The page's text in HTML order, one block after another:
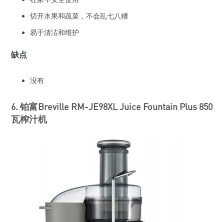
切开水果和蔬菜，不会乱七八糟
易于清洁和维护
缺点
没有
6. 铂富Breville RM-JE98XL Juice Fountain Plus 850
瓦榨汁机